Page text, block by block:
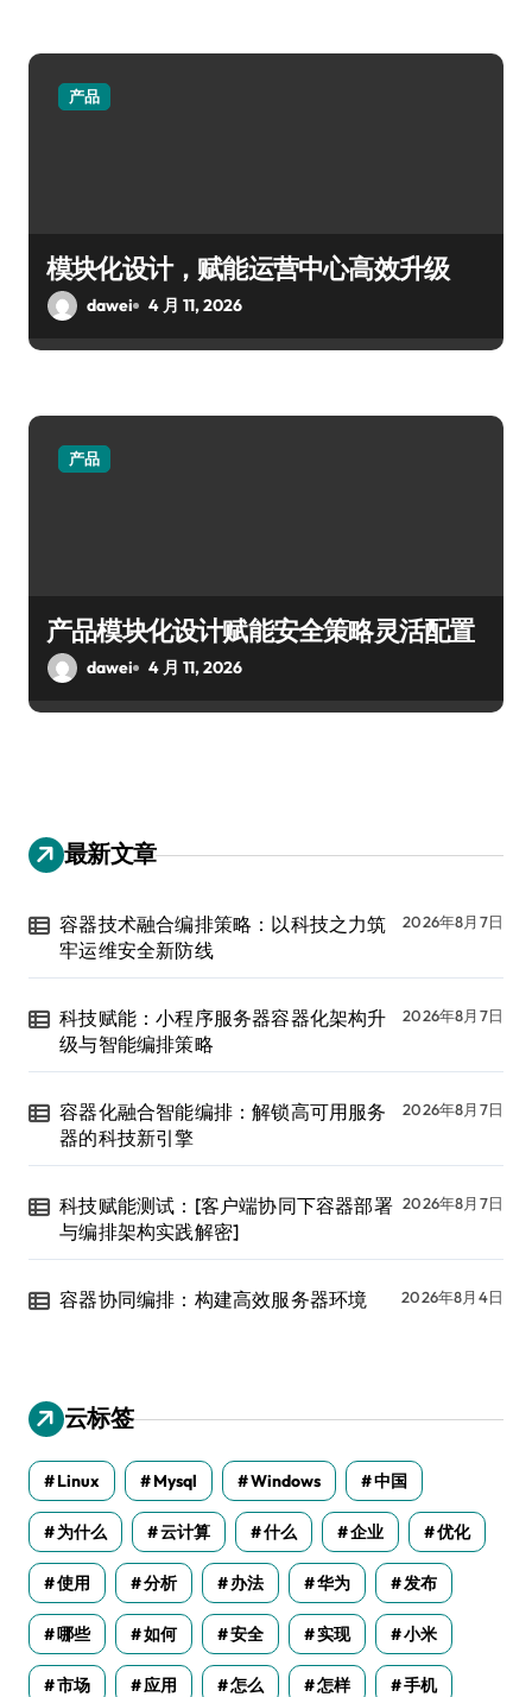
产品
模块化设计，赋能运营中心高效升级
dawei 4 月 11, 2026
产品
产品模块化设计赋能安全策略灵活配置
dawei 4 月 11, 2026
最新文章
容器技术融合编排策略：以科技之力筑
牢运维安全新防线
2026年8月7日
科技赋能：小程序服务器容器化架构升
级与智能编排策略
2026年8月7日
容器化融合智能编排：解锁高可用服务
器的科技新引擎
2026年8月7日
科技赋能测试：[客户端协同下容器部署
与编排架构实践解密]
2026年8月7日
容器协同编排：构建高效服务器环境 2026年8月4日
云标签
Linux Mysql Windows 中国
为什么 云计算 什么 企业 优化
使用 分析 办法 华为 发布
哪些 如何 安全 实现 小米
市场 应用 怎么 怎样 手机